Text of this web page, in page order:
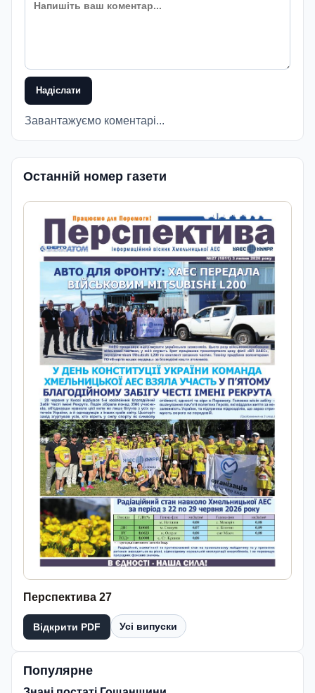
Надіслати
Завантажуємо коментарі...
Останній номер газети
Перспектива 27
Відкрити PDF Усі випуски
Популярне